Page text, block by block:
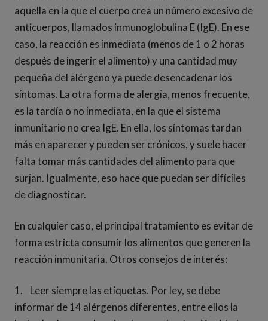
aquella en la que el cuerpo crea un número excesivo de
anticuerpos, llamados inmunoglobulina E (IgE). En ese
caso, la reacción es inmediata (menos de 1 o 2 horas
después de ingerir el alimento) y una cantidad muy
pequeña del alérgeno ya puede desencadenar los
síntomas. La otra forma de alergia, menos frecuente,
es la tardía o no inmediata, en la que el sistema
inmunitario no crea IgE. En ella, los síntomas tardan
más en aparecer y pueden ser crónicos, y suele hacer
falta tomar más cantidades del alimento para que
surjan. Igualmente, eso hace que puedan ser difíciles
de diagnosticar.
En cualquier caso, el principal tratamiento es evitar de
forma estricta consumir los alimentos que generen la
reacción inmunitaria. Otros consejos de interés:
1. Leer siempre las etiquetas. Por ley, se debe
informar de 14 alérgenos diferentes, entre ellos la